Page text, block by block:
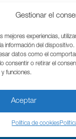
Gestionar el
mejores experiencias,
información del
datos como el
consentir o retirar el
funciones.
Aceptar
Política de cookies
T. (+34)